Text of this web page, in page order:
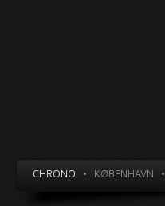
CHRONO • KØBENHAVN •